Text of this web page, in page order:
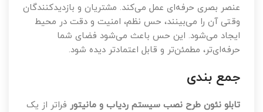
عنصر بصری حرفه‌ای عمل می‌کند. مشتریان و بازدیدکنندگان
وقتی آن را می‌بینند، حس نظم، امنیت و دقت در محیط
ایجاد می‌شود. این حس باعث می‌شود فضای شما
حرفه‌ای‌تر، مطمئن‌تر و قابل اعتمادتر دیده شود.
جمع بندی
تابلو نئون طرح نصب سیستم ردیاب و مانیتور فراتر از یک